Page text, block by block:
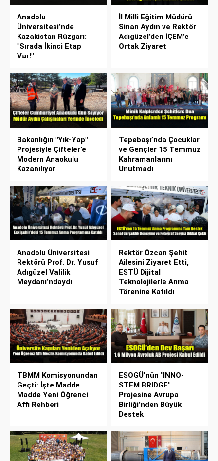
Anadolu
Üniversitesi’nde
Kazakistan Rüzgarı:
"Sırada İkinci Etap
Var!"
İl Milli Eğitim Müdürü
Sinan Aydın ve Rektör
Adıgüzel’den İÇEM’e
Ortak Ziyaret
Bakanlığın "Yık-Yap"
Projesiyle Çifteler’e
Modern Anaokulu
Kazanılıyor
Tepebaşı’nda Çocuklar
ve Gençler 15 Temmuz
Kahramanlarını
Unutmadı
Anadolu Üniversitesi
Rektörü Prof. Dr. Yusuf
Adıgüzel Valilik
Meydanı’ndaydı
Rektör Özcan Şehit
Ailesini Ziyaret Etti,
ESTÜ Dijital
Teknolojilerle Anma
Törenine Katıldı
TBMM Komisyonundan
Geçti: İşte Madde
Madde Yeni Öğrenci
Affı Rehberi
ESOGÜ’nün "INNO-
STEM BRIDGE"
Projesine Avrupa
Birliği’nden Büyük
Destek